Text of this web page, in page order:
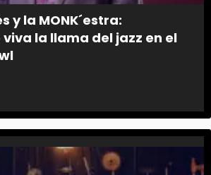
y la MONK´estra:
la llama del jazz en el